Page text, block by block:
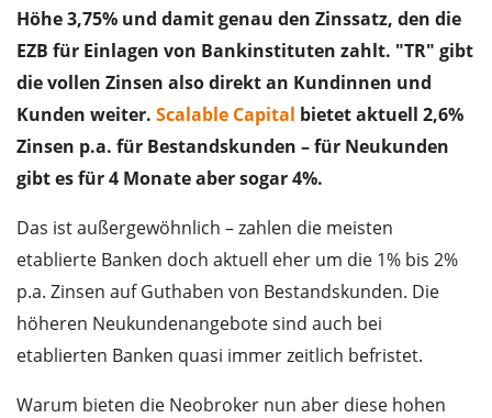
Höhe 3,75% und damit genau den Zinssatz, den die
EZB für Einlagen von Bankinstituten zahlt. "TR" gibt
die vollen Zinsen also direkt an Kundinnen und
Kunden weiter. Scalable Capital bietet aktuell 2,6%
Zinsen p.a. für Bestandskunden – für Neukunden
gibt es für 4 Monate aber sogar 4%.
Das ist außergewöhnlich – zahlen die meisten
etablierte Banken doch aktuell eher um die 1% bis 2%
p.a. Zinsen auf Guthaben von Bestandskunden. Die
höheren Neukundenangebote sind auch bei
etablierten Banken quasi immer zeitlich befristet.
Warum bieten die Neobroker nun aber diese hohen